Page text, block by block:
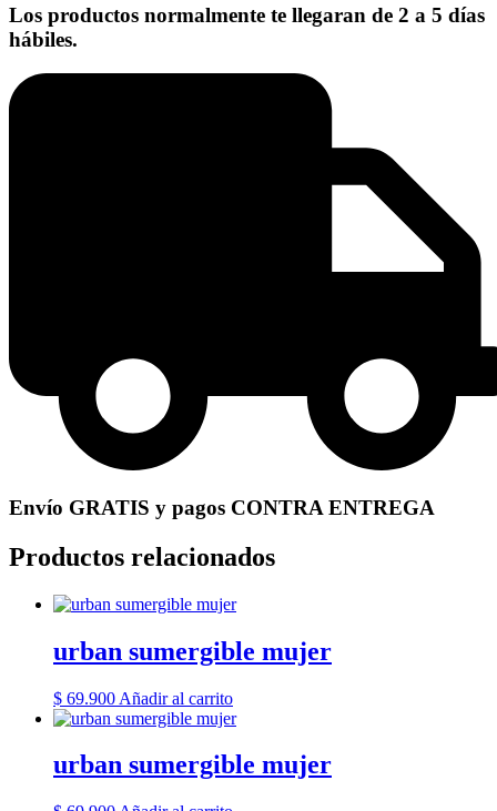
Los productos normalmente te llegaran de 2 a 5 días
hábiles.
Envío GRATIS y pagos CONTRA ENTREGA
Productos relacionados
urban sumergible mujer
$ 69.900 Añadir al carrito
urban sumergible mujer